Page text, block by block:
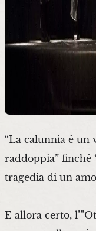
“La calunnia è un
raddoppia” finchè
tragedia di un
E allora certo,